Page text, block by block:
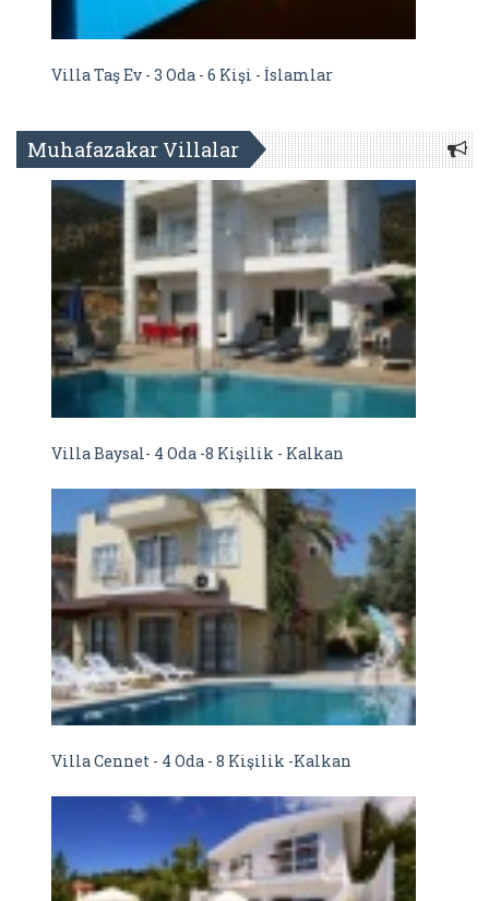
Villa Taş Ev - 3 Oda - 6 Kişi - İslamlar
Muhafazakar Villalar
Villa Baysal- 4 Oda -8 Kişilik - Kalkan
Villa Cennet - 4 Oda - 8 Kişilik -Kalkan